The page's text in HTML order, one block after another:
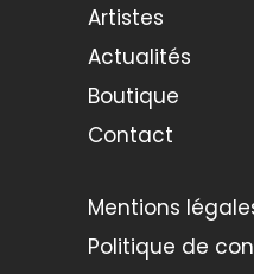
Artistes
Actualités
Boutique
Contact
Mentions
Politique de